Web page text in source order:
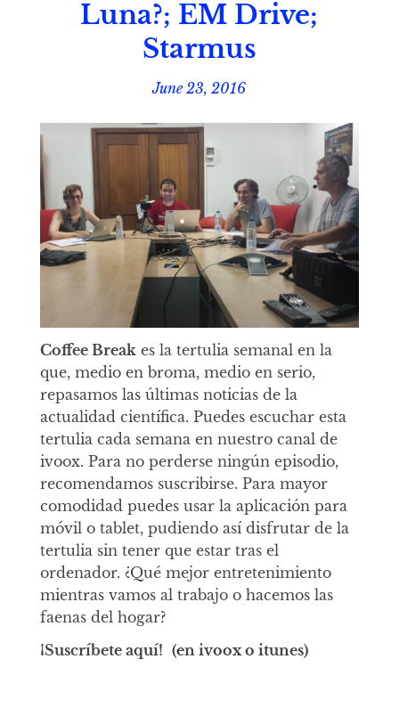
Luna?; EM Drive;
Starmus
June 23, 2016
Coffee Break es la tertulia semanal en la
que, medio en broma, medio en serio,
repasamos las últimas noticias de la
actualidad científica. Puedes escuchar esta
tertulia cada semana en nuestro canal de
ivoox. Para no perderse ningún episodio,
recomendamos suscribirse. Para mayor
comodidad puedes usar la aplicación para
móvil o tablet, pudiendo así disfrutar de la
tertulia sin tener que estar tras el
ordenador. ¿Qué mejor entretenimiento
mientras vamos al trabajo o hacemos las
faenas del hogar?
¡Suscríbete aquí! (en ivoox o itunes)